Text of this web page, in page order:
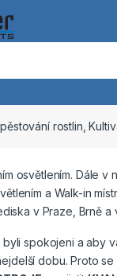
rostlin,
osvětlením. Dále v
a Walk-in
v Praze, Brně a
byli spokojeni a aby
dobu. Proto se